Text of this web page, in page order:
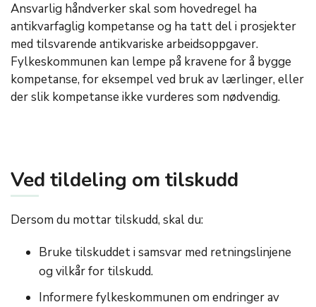
Ansvarlig håndverker skal som hovedregel ha
antikvarfaglig kompetanse og ha tatt del i prosjekter
med tilsvarende antikvariske arbeidsoppgaver.
Fylkeskommunen kan lempe på kravene for å bygge
kompetanse, for eksempel ved bruk av lærlinger, eller
der slik kompetanse ikke vurderes som nødvendig.
Ved tildeling om tilskudd
Dersom du mottar tilskudd, skal du:
Bruke tilskuddet i samsvar med retningslinjene
og vilkår for tilskudd.
Informere fylkeskommunen om endringer av